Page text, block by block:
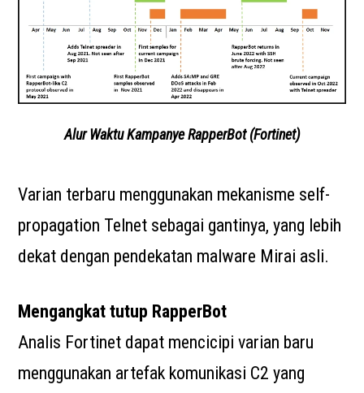
Alur Waktu Kampanye RapperBot (Fortinet)
Varian terbaru menggunakan mekanisme self-
propagation Telnet sebagai gantinya, yang lebih
dekat dengan pendekatan malware Mirai asli.
Mengangkat tutup RapperBot
Analis Fortinet dapat mencicipi varian baru
menggunakan artefak komunikasi C2 yang